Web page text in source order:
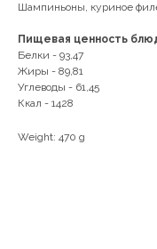
Шампиньоны, куриное
Пищевая ценность
Белки - 93,47
Жиры - 89,81
Углеводы - 61,45
Ккал - 1428
Weight: 470 g